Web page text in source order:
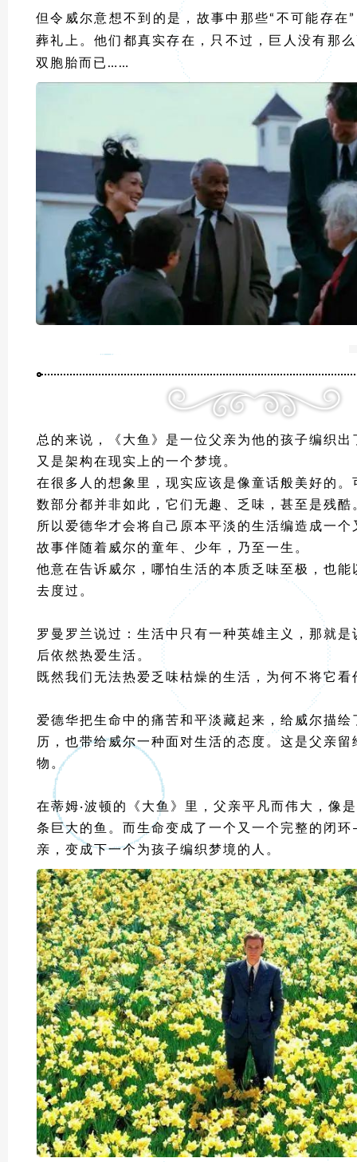
但令威尔意想不到的是，故事中那些“不可能存在
葬礼上。他们都真实存在，只不过，巨人没有那
双胞胎而已……
总的来说，《大鱼》是一位父亲为他的孩子编织
又是架构在现实上的一个梦境。
在很多人的想象里，现实应该是像童话般美好的。
数部分都并非如此，它们无趣、乏味，甚至是残酷
所以爱德华才会将自己原本平淡的生活编造成一
故事伴随着威尔的童年、少年，乃至一生。
他意在告诉威尔，哪怕生活的本质乏味至极，也能
去度过。
罗曼罗兰说过：生活中只有一种英雄主义，那就
后依然热爱生活。
既然我们无法热爱乏味枯燥的生活，为何不将它
爱德华把生命中的痛苦和平淡藏起来，给威尔描绘
历，也带给威尔一种面对生活的态度。这是父亲
物。
在蒂姆·波顿的《大鱼》里，父亲平凡而伟大，像
条巨大的鱼。而生命变成了一个又一个完整的闭
亲，变成下一个为孩子编织梦境的人。